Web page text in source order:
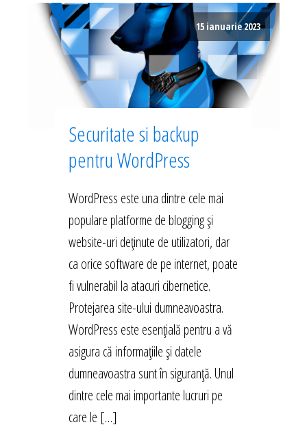
15 ianuarie 2023
Securitate si backup
pentru WordPress
WordPress este una dintre cele mai
populare platforme de blogging și
website-uri deținute de utilizatori, dar
ca orice software de pe internet, poate
fi vulnerabil la atacuri cibernetice.
Protejarea site-ului dumneavoastra.
WordPress este esențială pentru a vă
asigura că informațiile și datele
dumneavoastra sunt în siguranță. Unul
dintre cele mai importante lucruri pe
care le […]